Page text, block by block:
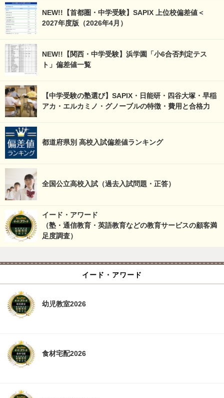
NEW!!【首都圏・中学受験】SAPIX 上位校偏差値＜
2027年度版（2026年4月）
NEW!!【関西・中学受験】浜学園「小6合否判定テス
ト」偏差値一覧
【中学受験の塾選び】SAPIX・日能研・四谷大塚・早稲
アカ・エルカミノ・グノーブルの特徴・費用と合格力
都道府県別 高校入試偏差値ランキング
全国公立高校入試（過去入試問題・正答）
イード・アワード
（塾・通信教育・英語教育などの教育サービスの顧客満
足度調査）
イード・アワード
幼児教室2026
食材宅配2026